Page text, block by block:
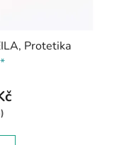
Protetika